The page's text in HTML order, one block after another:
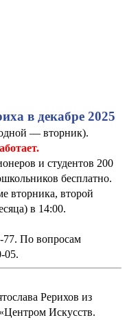
в декабре 2025
— вторник).
и студентов 200
бесплатно.
второй
в 14:00.
77. По вопросам
05.
Рерихов из
Искусств.